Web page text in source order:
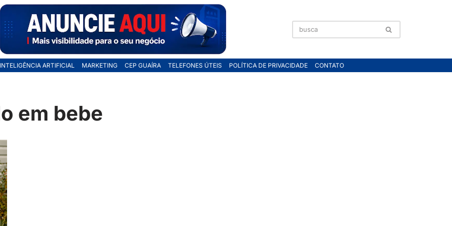
INTELIGÊNCIA ARTIFICIAL MARKETING CEP GUAÍRA TELEFONES ÚTEIS POLÍTICA DE PRIVACIDADE CONTATO
em bebe